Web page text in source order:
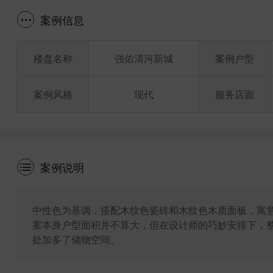
案例信息
楼盘名称
案例风格
强佑清河新城
现代
案例户型
服务店面
案例说明
中性色为基调，搭配木纹色瓷砖和木纹色木质面板，
案本身户型面积并不算大，但在设计师的巧妙安排下
处加多了储物空间。